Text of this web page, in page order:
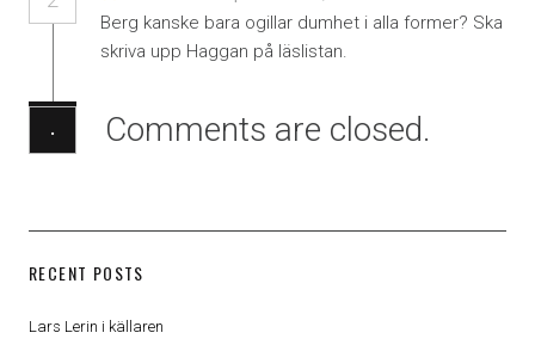
Berg kanske bara ogillar dumhet i alla former? Ska
skriva upp Haggan på läslistan.
· Comments are closed.
RECENT POSTS
Lars Lerin i källaren